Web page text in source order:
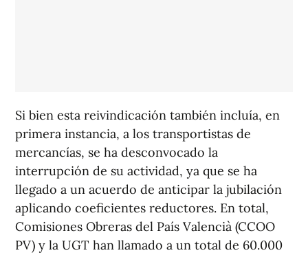
Si bien esta reivindicación también incluía, en
primera instancia, a los transportistas de
mercancías, se ha desconvocado la
interrupción de su actividad, ya que se ha
llegado a un acuerdo de anticipar la jubilación
aplicando coeficientes reductores. En total,
Comisiones Obreras del País Valencià (CCOO
PV) y la UGT han llamado a un total de 60.000